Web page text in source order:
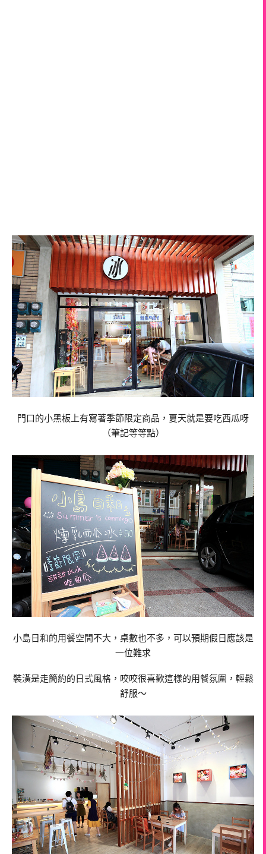
門口的小黑板上有寫著季節限定商品，夏天就是要吃西瓜呀
（筆記等等點）
小島日和的用餐空間不大，桌數也不多，可以預期假日應該是
一位難求
裝潢是走簡約的日式風格，咬咬很喜歡這樣的用餐氛圍，輕鬆
舒服～